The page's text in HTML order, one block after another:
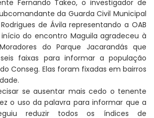
Fernando Takeo, o investigador de
da Guarda Civil Municipal
de Ávila representando a OAB
do encontro Maguila agradeceu à
do Parque Jacarandás que
faixas para informar a população
Conseg. Elas foram fixadas em bairros
se ausentar mais cedo o tenente
o uso da palavra para informar que a
reduzir todos os índices de